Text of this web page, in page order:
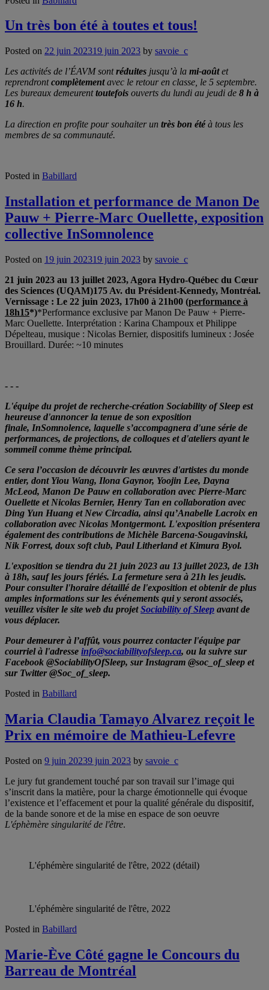
Un très bon été à toutes et tous!
Posted on 22 juin 202319 juin 2023 by savoie_c
Les activités de l’ÉAVM sontréduites jusqu’à la mi-aoûtet
reprendrontcomplètementavec le retour en classe, le 5 septembre.
Les bureaux demeurenttoutefois ouverts du lundi au jeudi de 8 h à
16 h.
La direction en profite pour souhaiter un très bon étéà tous les
membres de sa communauté.
Posted in Babillard
Installation et performance de Manon De
Pauw + Pierre-Marc Ouellette, exposition
collective InSomnolence
Posted on 19 juin 202319 juin 2023 by savoie_c
21 juin 2023 au 13 juillet 2023, Agora Hydro-Québec du Cœur
des Sciences (UQAM)175 Av. du Président-Kennedy, Montréal.
Vernissage : Le 22 juin 2023, 17h00 à 21h00 (performance à
18h15*)*Performance exclusive par Manon De Pauw + Pierre-
Marc Ouellette. Interprétation : Karina Champoux et Philippe
Dépelteau, musique : Nicolas Bernier, dispositifs lumineux : Josée
Brouillard. Durée: ~10 minutes
- - -
L'équipe du projet de recherche-création Sociability of Sleep est
heureuse d'annoncer la tenue de son exposition
finale, InSomnolence, laquelle s’accompagnera d'une série de
performances, de projections, de colloques et d'ateliers ayant le
sommeil comme thème principal.
Ce sera l’occasion de découvrir les œuvres d'artistes du monde
entier, dont Yiou Wang, Ilona Gaynor, Yoojin Lee, Dayna
McLeod, Manon De Pauw en collaboration avec Pierre-Marc
Ouellette et Nicolas Bernier, Henry Tan en collaboration avec
Ding Yun Huang et New Circadia, ainsi qu’Anabelle Lacroix en
collaboration avec Nicolas Montgermont. L'exposition présentera
également des contributions de Michèle Barcena-Sougavinski,
Nik Forrest, doux soft club, Paul Litherland et Kimura Byol.
L'exposition se tiendra du 21 juin 2023 au 13 juillet 2023, de 13h
à 18h, sauf les jours fériés. La fermeture sera à 21h les jeudis.
Pour consulter l'horaire détaillé de l'exposition et obtenir de plus
amples informations sur les événements qui y seront associés,
veuillez visiter le site web du projetSociability of Sleep avant de
vous déplacer.
Pour demeurer à l’affût, vous pourrez contacter l'équipe par
courriel à l'adresse info@sociabilityofsleep.ca, ou la suivre sur
Facebook @SociabilityOfSleep, sur Instagram @soc_of_sleep et
sur Twitter @Soc_of_sleep.
Posted in Babillard
Maria Claudia Tamayo Alvarez reçoit le
Prix en mémoire de Mathieu-Lefevre
Posted on 9 juin 20239 juin 2023 by savoie_c
Le jury fut grandement touché par son travail sur l’image qui
s’inscrit dans la matière, pour la charge émotionnelle qui évoque
l’existence et l’effacement et pour la qualité générale du dispositif,
de la bande sonore et de la mise en espace de son oeuvre
L'éphèmère singularité de l'être.
L'éphémère singularité de l'être, 2022 (détail)
L'éphémère singularité de l'être, 2022
Posted in Babillard
Marie-Ève Côté gagne le Concours du
Barreau de Montréal